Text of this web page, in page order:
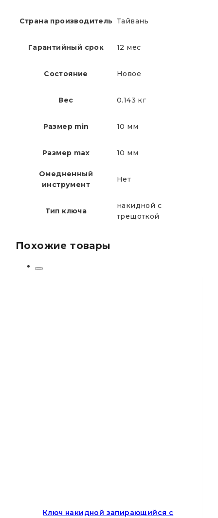
Страна производитель Тайвань
Гарантийный срок 12 мес
Состояние Новое
Вес 0.143 кг
Размер min 10 мм
Размер max 10 мм
Омедненный
инструмент
Нет
Тип ключа
накидной с
трещоткой
Похожие товары
Ключ накидной запирающийся с